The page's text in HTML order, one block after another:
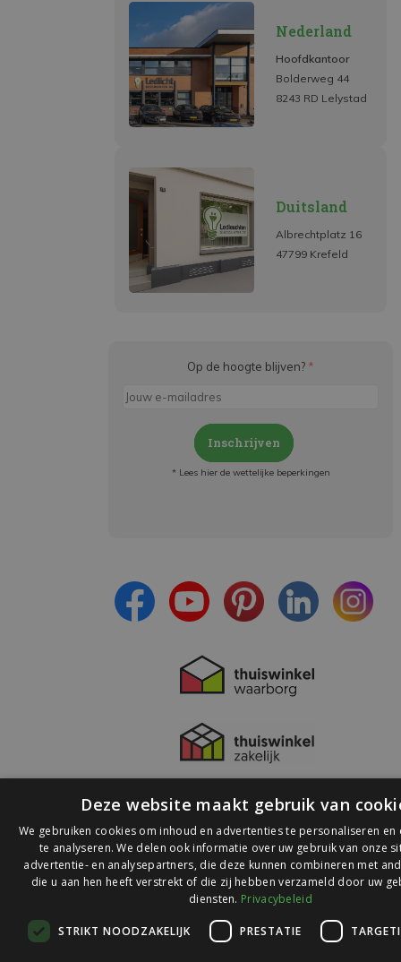
Nederland
Hoofdkantoor
Bolderweg 44
8243 RD Lelystad
Duitsland
Albrechtplatz 16
47799 Krefeld
Op de hoogte blijven? *
Inschrijven
* Lees hier de wettelijke beperkingen
© 2026 Ledlichtdiscounter.nl
op
Deze website maakt gebruik van
We gebruiken cookies om inhoud en advertenties te personaliseren en
te analyseren. We delen ook informatie over uw gebruik van onze
advertentie- en analysepartners, die deze kunnen combineren met
die u aan hen heeft verstrekt of die zij hebben verzameld door uw
diensten. Privacybeleid
STRIKT NOODZAKELIJK PRESTATIE